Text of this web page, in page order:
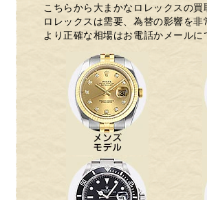
こちらから大まかなロレックスの
ロレックスは需要、為替の影響を
より正確な相場はお電話かメールに